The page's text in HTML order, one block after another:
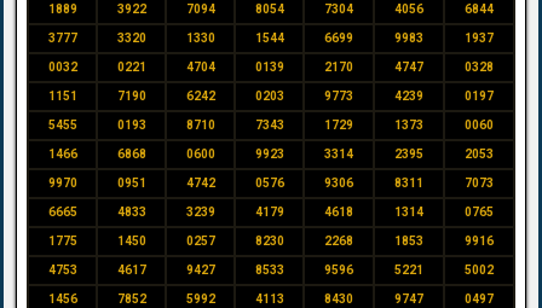
1889 3922 7094 8054 7304 4056 6844
3777 3320 1330 1544 6699 9983 1937
0032 0221 4704 0139 2170 4747 0328
1151 7190 6242 0203 9773 4239 0197
5455 0193 8710 7343 1729 1373 0060
1466 6868 0600 9923 3314 2395 2053
9970 0951 4742 0576 9306 8311 7073
6665 4833 3239 4179 4618 1314 0765
1775 1450 0257 8230 2268 1853 9916
4753 4617 9427 8533 9596 5221 5002
1456 7852 5992 4113 8430 9747 0497